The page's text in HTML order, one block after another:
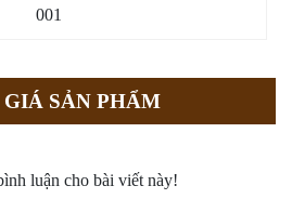
001
SẢN PHẨM
luận cho bài viết này!